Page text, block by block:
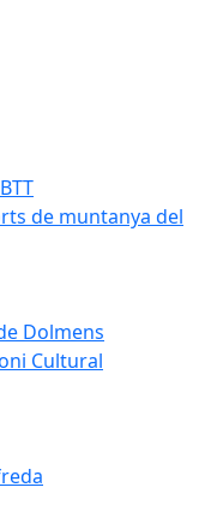
de muntanya del
Dolmens
Cultural